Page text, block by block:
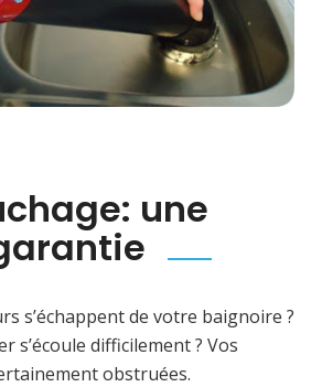
une
s’échappent de votre baignoire ?
s’écoule difficilement ? Vos
obstruées.